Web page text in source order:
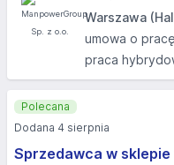
Warszawa
umowa o
praca
Sprzedawca w
Polecana
Dodana 4 sierpnia